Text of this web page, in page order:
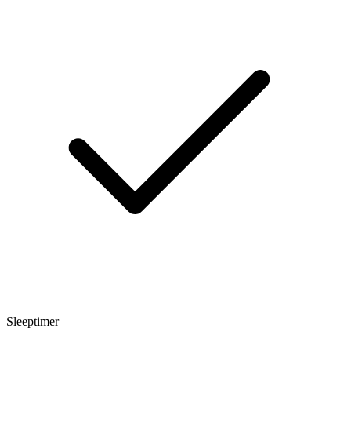
Sleeptimer